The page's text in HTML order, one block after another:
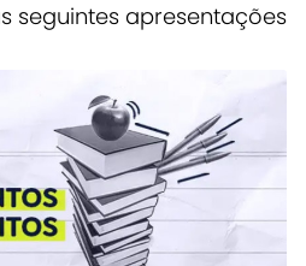
seguintes apresentações